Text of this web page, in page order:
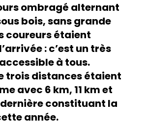
ombragé alternant
bois, sans grande
coureurs étaient
: c’est un très
à tous.
trois distances étaient
avec 6 km, 11 km et
constituant la
année.